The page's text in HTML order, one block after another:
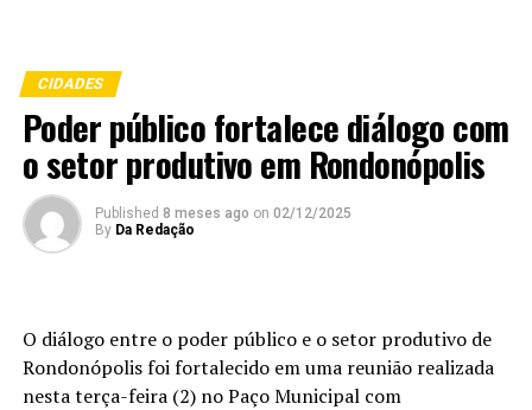
CIDADES
Poder público fortalece diálogo com
o setor produtivo em Rondonópolis
Published 8 meses ago on 02/12/2025
By Da Redação
O diálogo entre o poder público e o setor produtivo de
Rondonópolis foi fortalecido em uma reunião realizada
nesta terça-feira (2) no Paço Municipal com